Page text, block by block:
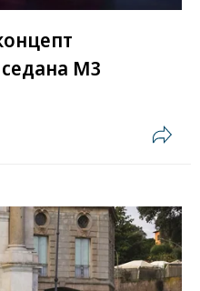
M3